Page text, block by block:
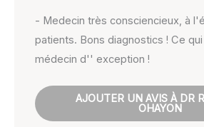
- Medecin très consciencieux, à
patients. Bons diagnostics ! Ce
médecin d'' exception !
AJOUTER UN AVIS À DR
OHAYON